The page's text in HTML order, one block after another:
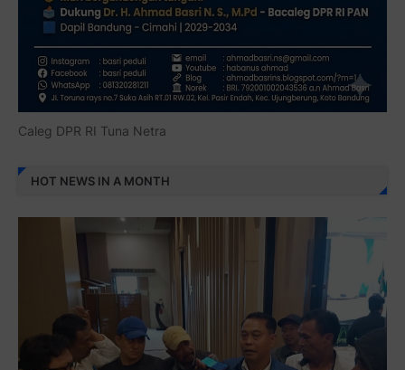
Caleg DPR RI Tuna Netra
HOT NEWS IN A MONTH